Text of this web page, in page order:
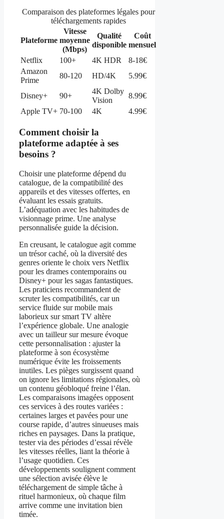
Comparaison des plateformes légales pour
téléchargements rapides
Plateforme
Vitesse
moyenne
(Mbps)
Qualité
disponible
Coût
mensuel
Netflix
100+ 4K HDR
8-18€
Amazon
Prime
80-120 HD/4K 5.99€
Disney+ 90+
4K Dolby
Vision
8.99€
Apple TV+ 70-100 4K 4.99€
Comment choisir la
plateforme adaptée à ses
besoins ?
Choisir une plateforme dépend du
catalogue, de la compatibilité des
appareils et des vitesses offertes, en
évaluant les essais gratuits.
L’adéquation avec les habitudes de
visionnage prime. Une analyse
personnalisée guide la décision.
En creusant, le catalogue agit comme
un trésor caché, où la diversité des
genres oriente le choix vers Netflix
pour les drames contemporains ou
Disney+ pour les sagas fantastiques.
Les praticiens recommandent de
scruter les compatibilités, car un
service fluide sur mobile mais
laborieux sur smart TV altère
l’expérience globale. Une analogie
avec un tailleur sur mesure évoque
cette personnalisation : ajuster la
plateforme à son écosystème
numérique évite les froissements
inutiles. Les pièges surgissent quand
on ignore les limitations régionales, où
un contenu géobloqué freine l’élan.
Les comparaisons imagées opposent
ces services à des routes variées :
certaines larges et pavées pour une
course rapide, d’autres sinueuses mais
riches en paysages. Dans la pratique,
tester via des périodes d’essai révèle
les vitesses réelles, liant la théorie à
l’usage quotidien. Ces
développements soulignent comment
une sélection avisée élève le
téléchargement de simple tâche à
rituel harmonieux, où chaque film
arrive comme une invitation bien
timée.